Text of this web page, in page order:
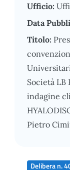
Ufficio:
Data
Titolo:
Società LB
indagine
Pietro
Delibera n.